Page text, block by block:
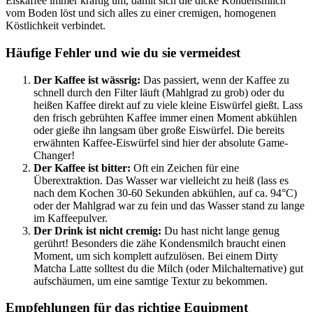
vom Boden löst und sich alles zu einer cremigen, homogenen
Köstlichkeit verbindet.
Häufige Fehler und wie du sie vermeidest
Der Kaffee ist wässrig: Das passiert, wenn der Kaffee zu
schnell durch den Filter läuft (Mahlgrad zu grob) oder du
heißen Kaffee direkt auf zu viele kleine Eiswürfel gießt. Lass
den frisch gebrühten Kaffee immer einen Moment abkühlen
oder gieße ihn langsam über große Eiswürfel. Die bereits
erwähnten Kaffee-Eiswürfel sind hier der absolute Game-
Changer!
Der Kaffee ist bitter: Oft ein Zeichen für eine
Überextraktion. Das Wasser war vielleicht zu heiß (lass es
nach dem Kochen 30-60 Sekunden abkühlen, auf ca. 94°C)
oder der Mahlgrad war zu fein und das Wasser stand zu lange
im Kaffeepulver.
Der Drink ist nicht cremig: Du hast nicht lange genug
gerührt! Besonders die zähe Kondensmilch braucht einen
Moment, um sich komplett aufzulösen. Bei einem Dirty
Matcha Latte solltest du die Milch (oder Milchalternative) gut
aufschäumen, um eine samtige Textur zu bekommen.
Empfehlungen für das richtige Equipment